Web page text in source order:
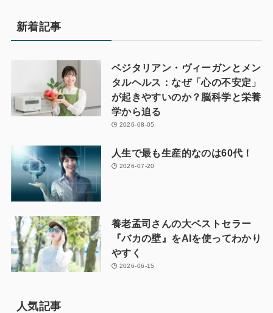
新着記事
ベジタリアン・ヴィーガンとメン
タルヘルス：なぜ「心の不安定」
が起きやすいのか？脳科学と栄養
学から迫る
2026-08-05
人生で最も生産的なのは60代！
2026-07-20
養老孟司さんの大ベストセラー
『バカの壁』をAIを使ってわかり
やすく
2026-06-15
人気記事